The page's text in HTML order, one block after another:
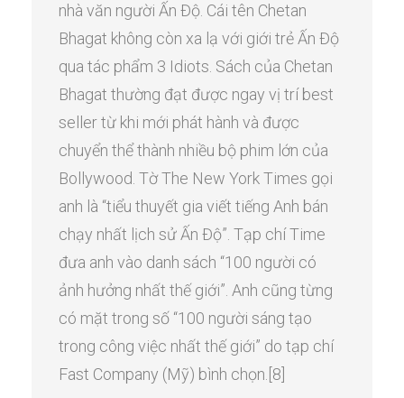
nhà văn người Ấn Độ. Cái tên Chetan
Bhagat không còn xa lạ với giới trẻ Ấn Độ
qua tác phẩm 3 Idiots. Sách của Chetan
Bhagat thường đạt được ngay vị trí best
seller từ khi mới phát hành và được
chuyển thể thành nhiều bộ phim lớn của
Bollywood. Tờ The New York Times gọi
anh là “tiểu thuyết gia viết tiếng Anh bán
chạy nhất lịch sử Ấn Độ”. Tạp chí Time
đưa anh vào danh sách “100 người có
ảnh hưởng nhất thế giới”. Anh cũng từng
có mặt trong số “100 người sáng tạo
trong công việc nhất thế giới” do tạp chí
Fast Company (Mỹ) bình chọn.[8]